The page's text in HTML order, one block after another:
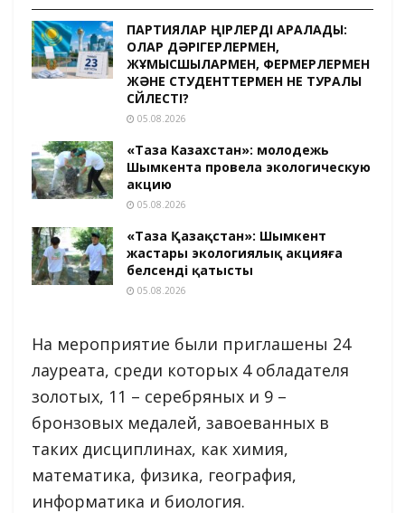
ПАРТИЯЛАР ӨҢІРЛЕРДІ АРАЛАДЫ:
ОЛАР ДӘРІГЕРЛЕРМЕН,
ЖҰМЫСШЫЛАРМЕН, ФЕРМЕРЛЕРМЕН
ЖӘНЕ СТУДЕНТТЕРМЕН НЕ ТУРАЛЫ
СӨЙЛЕСТІ?
05.08.2026
«Таза Казахстан»: молодежь
Шымкента провела экологическую
акцию
05.08.2026
«Таза Қазақстан»: Шымкент
жастары экологиялық акцияға
белсенді қатысты
05.08.2026
На мероприятие были приглашены 24
лауреата, среди которых 4 обладателя
золотых, 11 – серебряных и 9 –
бронзовых медалей, завоеванных в
таких дисциплинах, как химия,
математика, физика, география,
информатика и биология.